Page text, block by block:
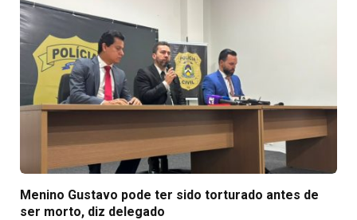
Menino Gustavo pode ter sido torturado antes de
ser morto, diz delegado